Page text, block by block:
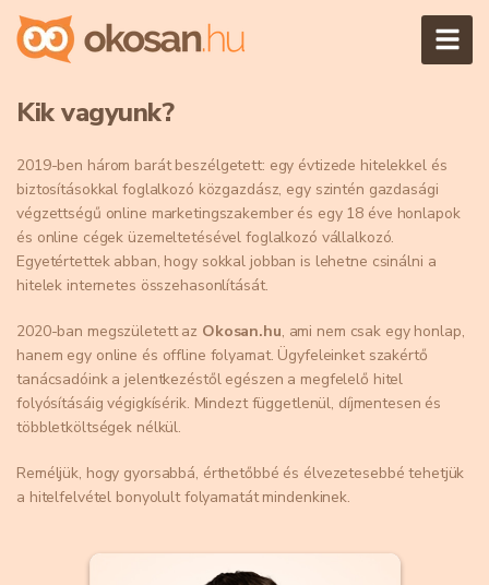
Kik vagyunk?
2019-ben három barát beszélgetett: egy évtizede hitelekkel és
biztosításokkal foglalkozó közgazdász, egy szintén gazdasági
végzettségű online marketingszakember és egy 18 éve honlapok
és online cégek üzemeltetésével foglalkozó vállalkozó.
Egyetértettek abban, hogy sokkal jobban is lehetne csinálni a
hitelek internetes összehasonlítását.
2020-ban megszületett az Okosan.hu, ami nem csak egy honlap,
hanem egy online és offline folyamat. Ügyfeleinket szakértő
tanácsadóink a jelentkezéstől egészen a megfelelő hitel
folyósításáig végigkísérik. Mindezt függetlenül, díjmentesen és
többletköltségek nélkül.
Reméljük, hogy gyorsabbá, érthetőbbé és élvezetesebbé tehetjük
a hitelfelvétel bonyolult folyamatát mindenkinek.